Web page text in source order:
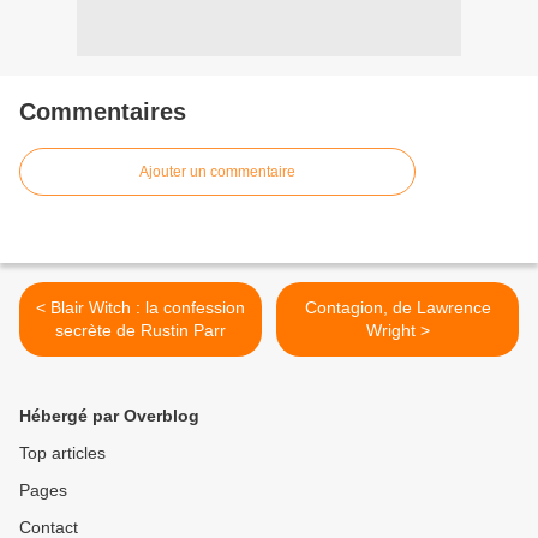
Commentaires
Ajouter un commentaire
< Blair Witch : la confession
secrète de Rustin Parr
Contagion, de Lawrence
Wright >
Hébergé par Overblog
Top articles
Pages
Contact